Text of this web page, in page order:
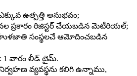
ఉత్పత్తి అనుభవం;
ప్రకారం రిజిస్టర్ చేయబడిన మెటీరియల్;
సంస్థలచే ఆమోదించబడిన
1 వారం లీడ్ టైమ్.
వ్యవస్థను కలిగి ఉన్నాము,